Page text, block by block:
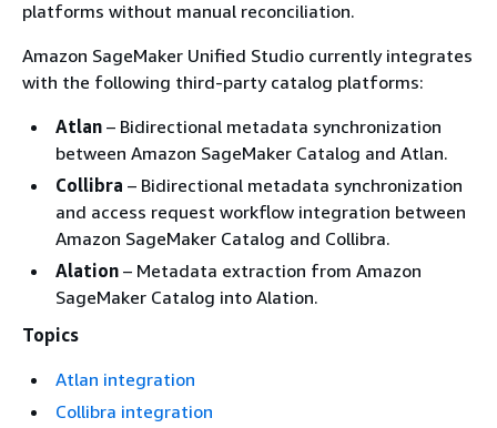
platforms without manual reconciliation.
Amazon SageMaker Unified Studio currently integrates
with the following third-party catalog platforms:
Atlan – Bidirectional metadata synchronization
between Amazon SageMaker Catalog and Atlan.
Collibra – Bidirectional metadata synchronization
and access request workflow integration between
Amazon SageMaker Catalog and Collibra.
Alation – Metadata extraction from Amazon
SageMaker Catalog into Alation.
Topics
Atlan integration
Collibra integration